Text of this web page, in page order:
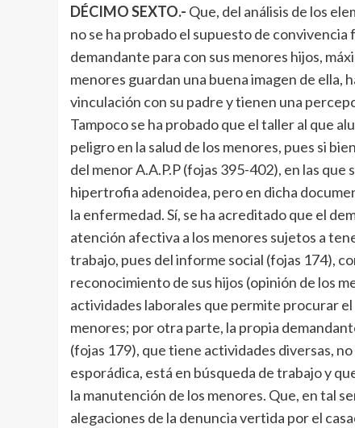
DÉCIMO SEXTO.- Que, del análisis de los
no se ha probado el supuesto de
demandante para con sus menores hijos,
menores guardan una buena imagen de ella,
vinculación con su padre y tienen una
Tampoco se ha probado que el taller al que
peligro en la salud de los menores, pues si
del menor A.A.P.P (fojas 395-402), en las
hipertrofia adenoidea, pero en dicha
la enfermedad. Sí, se ha acreditado que el
atención afectiva a los menores sujetos a
trabajo, pues del informe social (fojas 174),
reconocimiento de sus hijos (opinión de los
actividades laborales que permite procurar
menores; por otra parte, la propia
(fojas 179), que tiene actividades diversas,
esporádica, está en búsqueda de trabajo y
la manutención de los menores. Que, en tal
alegaciones de la denuncia vertida por el